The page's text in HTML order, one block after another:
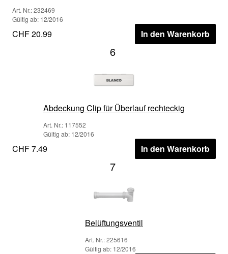
Art. Nr.: 232469
Gültig ab: 12/2016
CHF 20.99 In den Warenkorb
6
Abdeckung Clip für Überlauf rechteckig
Art. Nr.: 117552
Gültig ab: 12/2016
CHF 7.49 In den Warenkorb
7
Belüftungsventil
Art. Nr.: 225616
Gültig ab: 12/2016